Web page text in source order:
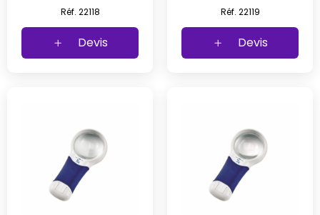
deficent visuel (1
pc)
Réf. 22118
Devis
deficent visuel (1
pc)
Réf. 22119
Devis